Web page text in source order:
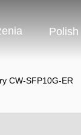
Polish
CW-SFP10G-ER